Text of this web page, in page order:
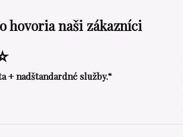
hovoria naši zákazníci
+ nadštandardné služby.“